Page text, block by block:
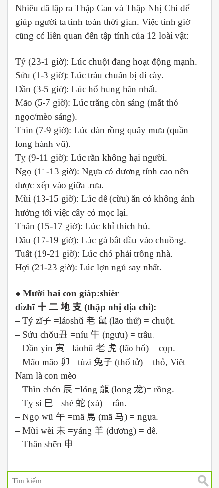
Nhiêu đã lập ra Thập Can và Thập Nhị Chi để
giúp người ta tính toán thời gian. Việc tính giờ
cũng có liên quan đến tập tính của 12 loài vật:
Tý (23-1 giờ): Lúc chuột đang hoạt động mạnh.
Sửu (1-3 giờ): Lúc trâu chuẩn bị đi cày.
Dần (3-5 giờ): Lúc hổ hung hãn nhất.
Mão (5-7 giờ): Lúc trăng còn sáng (mắt thỏ
ngọc/mèo sáng).
Thìn (7-9 giờ): Lúc đàn rồng quây mưa (quần
long hành vũ).
Tỵ (9-11 giờ): Lúc rắn không hại người.
Ngọ (11-13 giờ): Ngựa có dương tính cao nên
được xếp vào giữa trưa.
Mùi (13-15 giờ): Lúc dê (cừu) ăn cỏ không ảnh
hưởng tới việc cây cỏ mọc lại.
Thân (15-17 giờ): Lúc khỉ thích hú.
Dậu (17-19 giờ): Lúc gà bắt đầu vào chuồng.
Tuất (19-21 giờ): Lúc chó phải trông nhà.
Hợi (21-23 giờ): Lúc lợn ngủ say nhất.
● Mười hai con giáp:shíèr
dìzhī 十 二 地 支 (thập nhị địa chi):
– Tý zǐ子 =láoshǔ 老 鼠 (lão thử) = chuột.
– Sửu chǒu丑 =níu 牛 (ngưu) = trâu.
– Dần yín 寅 =láohǔ 老 虎 (lão hổ) = cọp.
– Mão mǎo 卯 =tùzi兔子 (thố tử) = thỏ, Việt
Nam là con mèo
– Thìn chén 辰 =lóng龍 (long 龙)= rồng.
– Tỵ sì 巳 =shé 蛇 (xà) = rắn.
– Ngọ wǔ 午 =mǎ 馬 (mã 马) = ngựa.
– Mùi wèi 未 =yáng 羊 (dương) = dê.
– Thân shēn 申